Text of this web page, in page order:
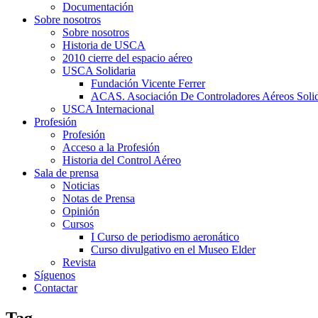
Documentación
Sobre nosotros
Sobre nosotros
Historia de USCA
2010 cierre del espacio aéreo
USCA Solidaria
Fundación Vicente Ferrer
ACAS. Asociación De Controladores Aéreos
USCA Internacional
Profesión
Profesión
Acceso a la Profesión
Historia del Control Aéreo
Sala de prensa
Noticias
Notas de Prensa
Opinión
Cursos
I Curso de periodismo aeronático
Curso divulgativo en el Museo Elder
Revista
Síguenos
Contactar